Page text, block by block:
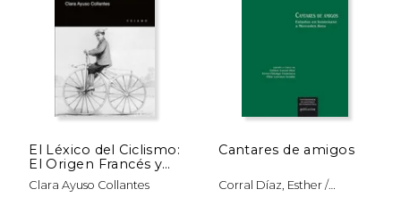
50%
dcto.
$ 116.97
$ 58.48
El Léxico del Ciclismo:
El Origen Francés y
su Evolución en
Castellano (Varios)
Clara Ayuso Collantes
Cantares de amigos
Corral Díaz, Esther /